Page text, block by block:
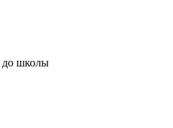
до школы